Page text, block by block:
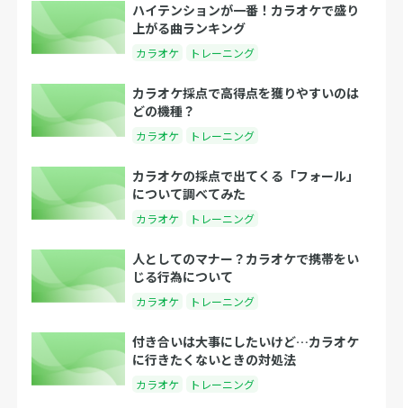
ハイテンションが一番！カラオケで盛り
上がる曲ランキング
カラオケ トレーニング
カラオケ採点で高得点を獲りやすいのは
どの機種？
カラオケ トレーニング
カラオケの採点で出てくる「フォール」
について調べてみた
カラオケ トレーニング
人としてのマナー？カラオケで携帯をい
じる行為について
カラオケ トレーニング
付き合いは大事にしたいけど…カラオケ
に行きたくないときの対処法
カラオケ トレーニング